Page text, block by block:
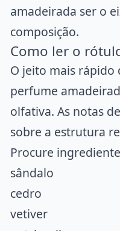
amadeirada ser o
composição.
Como ler o
O jeito mais
perfume
olfativa. As notas
sobre a estrutura
Procure
sândalo
cedro
vetiver